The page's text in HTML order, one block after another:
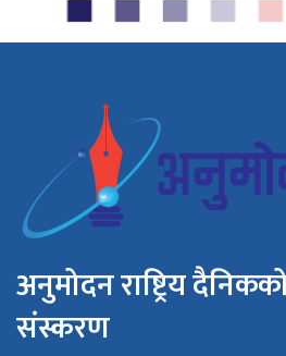
अनुमोदन राष्ट्रिय
संस्करण